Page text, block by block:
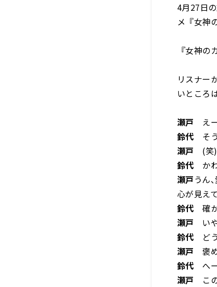
4月27日
メ『女神
『女神の
リスナー
いところ
瀬戸 え
鈴代 そ
瀬戸 (笑)
鈴代 か
瀬戸 うん
心が見え
鈴代 確
瀬戸 い
鈴代 ど
瀬戸 褒
鈴代 へ
瀬戸 こ